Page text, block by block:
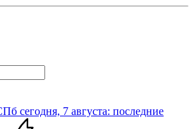
сегодня, 7 августа: последние